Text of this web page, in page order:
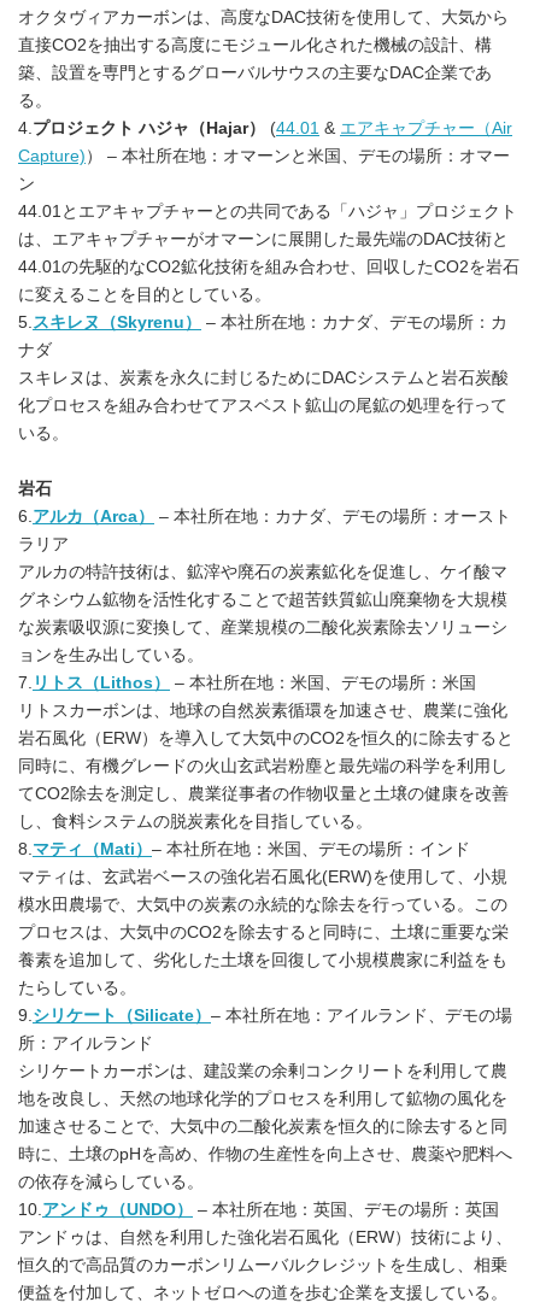
オクタヴィアカーボンは、高度なDAC技術を使用して、大気から
直接CO2を抽出する高度にモジュール化された機械の設計、構
築、設置を専門とするグローバルサウスの主要なDAC企業であ
る。
4.プロジェクト ハジャ（ Hajar） (44.01 & エアキャプチャー（Air
Capture) ） – 本社所在地：オマーンと米国、デモの場所：オマー
ン
44.01とエアキャプチャーとの共同である「ハジャ」プロジェクト
は、エアキャプチャーがオマーンに展開した最先端のDAC技術と
44.01の先駆的なCO2鉱化技術を組み合わせ、回収したCO2を岩石
に変えることを目的としている。
5.スキレヌ（Skyrenu）
– 本社所在地：カナダ、デモの場所：カ
ナダ
スキレヌは、炭素を永久に封じるためにDACシステムと岩石炭酸
化プロセスを組み合わせてアスベスト鉱山の尾鉱の処理を行って
いる。
岩石
6.アルカ（Arca）
– 本社所在地：カナダ、デモの場所：オースト
ラリア
アルカの特許技術は、鉱滓や廃石の炭素鉱化を促進し、ケイ酸マ
グネシウム鉱物を活性化することで超苦鉄質鉱山廃棄物を大規模
な炭素吸収源に変換して、産業規模の二酸化炭素除去ソリューシ
ョンを生み出している。
7. リトス（Lithos）
– 本社所在地：米国、デモの場所：米国
リトスカーボンは、地球の自然炭素循環を加速させ、農業に強化
岩石風化（ERW）を導入して大気中のCO2を恒久的に除去すると
同時に、有機グレードの火山玄武岩粉塵と最先端の科学を利用し
てCO2除去を測定し、農業従事者の作物収量と土壌の健康を改善
し、食料システムの脱炭素化を目指している。
8.マティ（Mati） – 本社所在地：米国、デモの場所：インド
マティは、玄武岩ベースの強化岩石風化(ERW)を使用して、小規
模水田農場で、大気中の炭素の永続的な除去を行っている。この
プロセスは、大気中のCO2を除去すると同時に、土壌に重要な栄
養素を追加して、劣化した土壌を回復して小規模農家に利益をも
たらしている。
9.シリケート（Silicate） – 本社所在地：アイルランド、デモの場
所：アイルランド
シリケートカーボンは、建設業の余剰コンクリートを利用して農
地を改良し、天然の地球化学的プロセスを利用して鉱物の風化を
加速させることで、大気中の二酸化炭素を恒久的に除去すると同
時に、土壌のpHを高め、作物の生産性を向上させ、農薬や肥料へ
の依存を減らしている。
10.アンドゥ（UNDO）
– 本社所在地：英国、デモの場所：英国
アンドゥは、自然を利用した強化岩石風化（ERW）技術により、
恒久的で高品質のカーボンリムーバルクレジットを生成し、相乗
便益を付加して、ネットゼロへの道を歩む企業を支援している。